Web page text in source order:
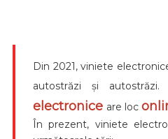
Din 2021, viniete
autostrăzi și
electronice are loc
În prezent, viniete